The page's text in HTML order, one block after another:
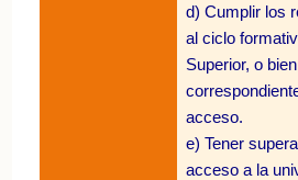
d) Cumplir los
al ciclo
Superior, o
acceso.
e) Tener
acceso a la